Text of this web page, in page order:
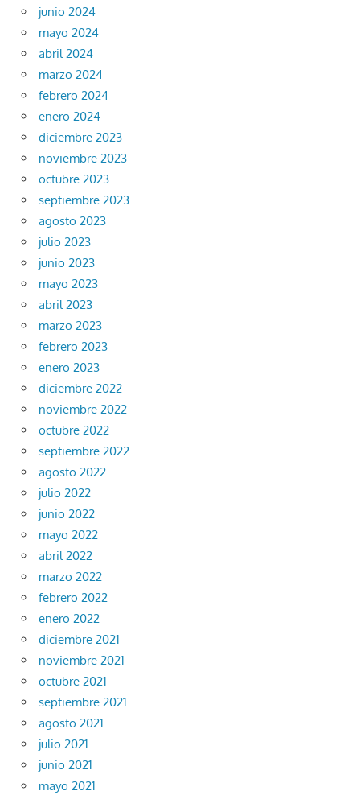
junio 2024
mayo 2024
abril 2024
marzo 2024
febrero 2024
enero 2024
diciembre 2023
noviembre 2023
octubre 2023
septiembre 2023
agosto 2023
julio 2023
junio 2023
mayo 2023
abril 2023
marzo 2023
febrero 2023
enero 2023
diciembre 2022
noviembre 2022
octubre 2022
septiembre 2022
agosto 2022
julio 2022
junio 2022
mayo 2022
abril 2022
marzo 2022
febrero 2022
enero 2022
diciembre 2021
noviembre 2021
octubre 2021
septiembre 2021
agosto 2021
julio 2021
junio 2021
mayo 2021